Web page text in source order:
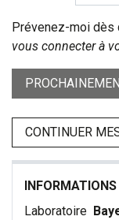
Prévenez-moi
vous connecter à
CONTINUER
INFORMATIONS
Laboratoire